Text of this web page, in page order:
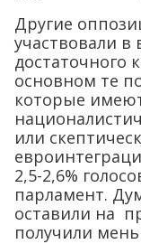
Другие
участвовали в
достаточного
основном те
которые
или
2,5-2,6%
парламент.
оставили на
получили